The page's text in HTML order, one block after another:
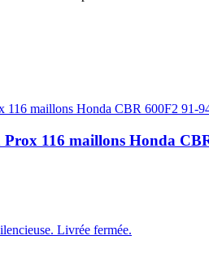
116 maillons Honda
Livrée fermée.